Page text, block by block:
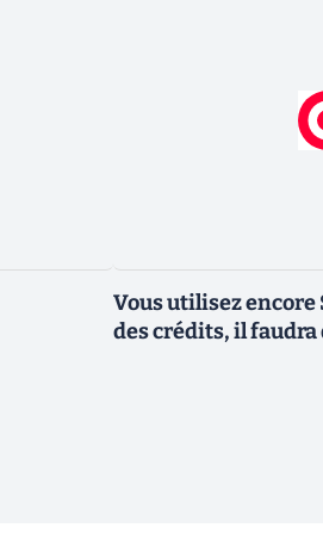
Vous utilisez encore
des crédits, il